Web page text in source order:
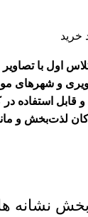
خرید
اول با
و شهرهای
قابل استفاده
لذت‌بخش و